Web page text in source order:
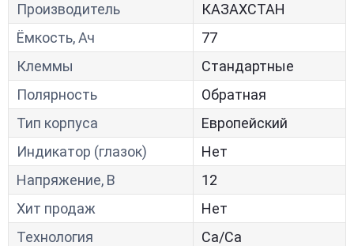
Производитель
КАЗАХСТАН
Ёмкость, Ач
77
Клеммы
Стандартные
Полярность
Обратная
Тип корпуса
Европейский
Индикатор (глазок)
Нет
Напряжение, В
12
Хит продаж
Нет
Технология
Са/Са